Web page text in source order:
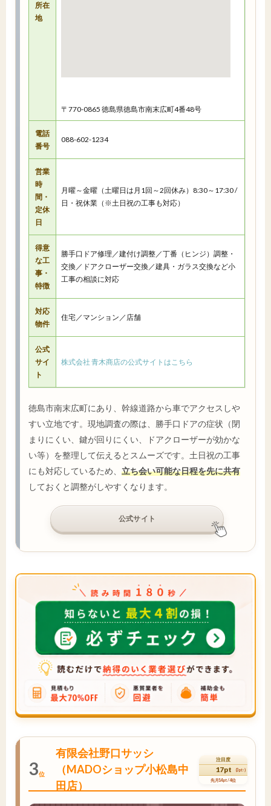
所在
地
〒770-0865 徳島県徳島市南末広町4番48号
電話
番号
088-602-1234
営業
時
間・
定休
日
月曜～金曜（土曜日は月1回～2回休み）8:30～17:30 /
日・祝休業（※土日祝の工事も対応）
得意
な工
事・
特徴
勝手口ドア修理／建付け調整／丁番（ヒンジ）調整・
交換／ドアクローザー交換／建具・ガラス交換など小
工事の相談に対応
対応
物件
住宅／マンション／店舗
公式
サイ
ト
株式会社 青木商店の公式サイトはこちら
徳島市南末広町にあり、幹線道路から車でアクセスしや
すい立地です。現地調査の際は、勝手口ドアの症状（閉
まりにくい、鍵が回りにくい、ドアクローザーが効かな
い等）を整理して伝えるとスムーズです。土日祝の工事
にも対応しているため、 立ち会い可能な日程を先に共有
しておくと調整がしやすくなります。
公式サイト
3位
有限会社野口サッシ
（MADOショップ小松島中
田店）
注目度
17pt (3pt↑)
先月14pt / 4位